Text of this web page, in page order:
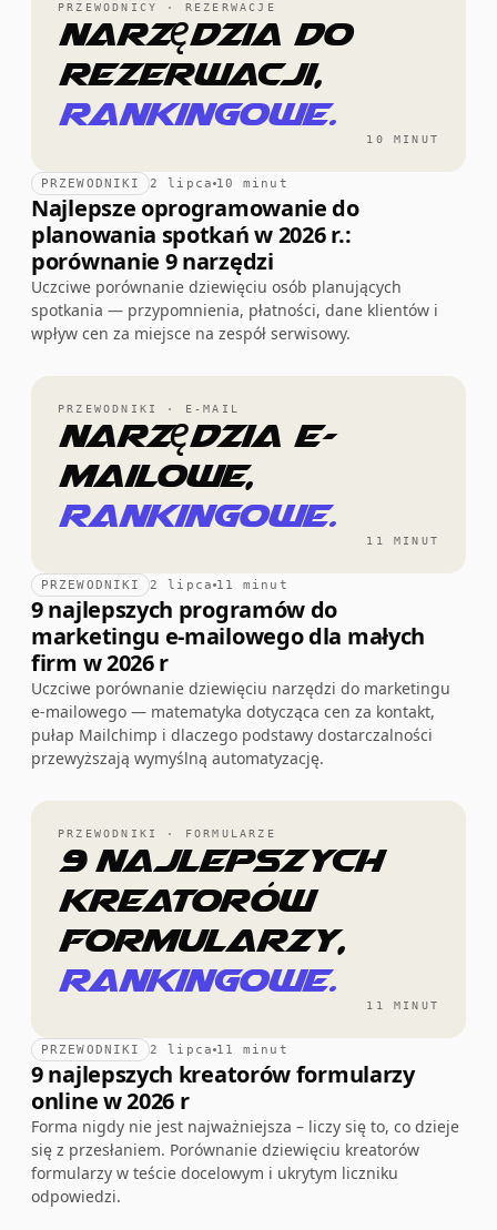
PRZEWODNICY · REZERWACJE
Narzędzia do
rezerwacji,
rankingowe.
10 MINUT
PRZEWODNIKI 2 lipca 10 minut
Najlepsze oprogramowanie do
planowania spotkań w 2026 r.:
porównanie 9 narzędzi
Uczciwe porównanie dziewięciu osób planujących
spotkania — przypomnienia, płatności, dane klientów i
wpływ cen za miejsce na zespół serwisowy.
PRZEWODNIKI · E-MAIL
Narzędzia e-
mailowe,
rankingowe.
11 MINUT
PRZEWODNIKI 2 lipca 11 minut
9 najlepszych programów do
marketingu e-mailowego dla małych
firm w 2026 r
Uczciwe porównanie dziewięciu narzędzi do marketingu
e-mailowego — matematyka dotycząca cen za kontakt,
pułap Mailchimp i dlaczego podstawy dostarczalności
przewyższają wymyślną automatyzację.
PRZEWODNIKI · FORMULARZE
9 najlepszych
kreatorów
formularzy,
rankingowe.
11 MINUT
PRZEWODNIKI 2 lipca 11 minut
9 najlepszych kreatorów formularzy
online w 2026 r
Forma nigdy nie jest najważniejsza – liczy się to, co dzieje
się z przesłaniem. Porównanie dziewięciu kreatorów
formularzy w teście docelowym i ukrytym liczniku
odpowiedzi.